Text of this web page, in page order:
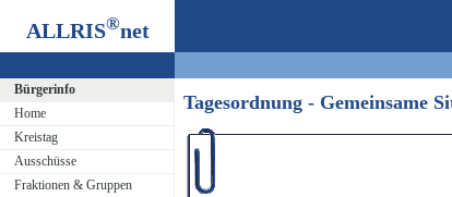
ALLRIS®net
Bürgerinfo
Home
Kreistag
Ausschüsse
Fraktionen & Gruppen
Tagesordnung - Gemeinsame